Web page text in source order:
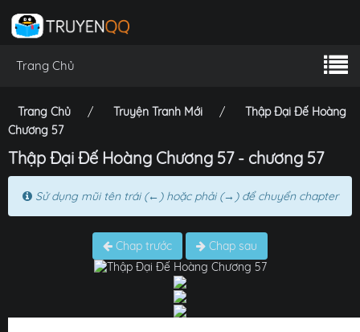
Trang Chủ
Trang Chủ Truyện Tranh Mới
Thập Đại Đế Hoàng
Chương 57
Thập Đại Đế Hoàng Chương 57 - chương 57
Sử dụng mũi tên trái (←) hoặc phải (→) để chuyển chapter
Chap trước Chap sau